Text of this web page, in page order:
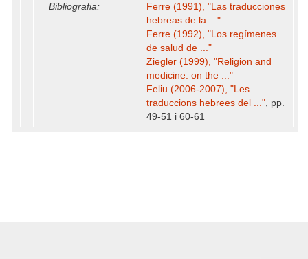
Bibliografia:
Ferre (1991), "Las traducciones
hebreas de la ..."
Ferre (1992), "Los regímenes
de salud de ..."
Ziegler (1999), "Religion and
medicine: on the ..."
Feliu (2006-2007), "Les
traduccions hebrees del ...", pp.
49-51 i 60-61